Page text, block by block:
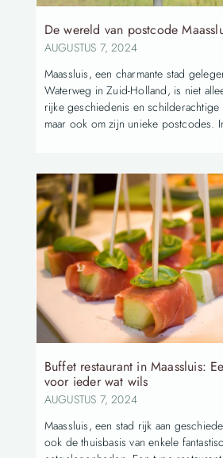
De wereld van postcode
AUGUSTUS 7, 2024
Maassluis, een charmante stad
Waterweg in Zuid-Holland, is niet
rijke geschiedenis en schilderachtige
maar ook om zijn unieke postcodes.
Buffet restaurant in Maassluis:
voor ieder wat wils
AUGUSTUS 7, 2024
Maassluis, een stad rijk aan
ook de thuisbasis van enkele